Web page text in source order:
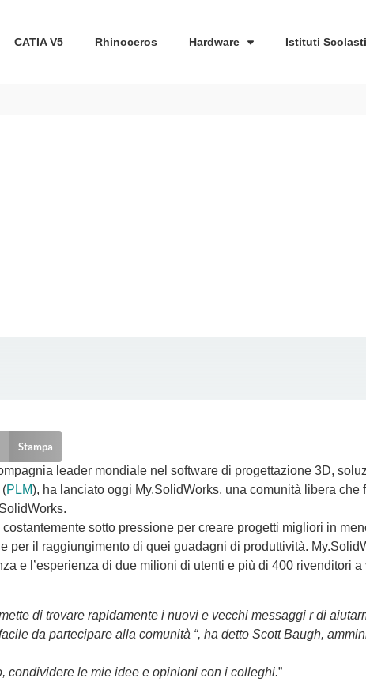
CATIA V5 Rhinoceros Hardware Istituti
Stampa
leader mondiale nel software di progettazione 3D,
(PLM), ha lanciato oggi My.SolidWorks, una comunità libera che
costantemente sotto pressione per creare progetti migliori in
per il raggiungimento di quei guadagni di produttività.
e l’esperienza di due milioni di utenti e più di 400 rivenditori
di trovare rapidamente i nuovi e vecchi messaggi r di
da partecipare alla comunità “, ha detto Scott Baugh,
condividere le mie idee e opinioni con i colleghi.”